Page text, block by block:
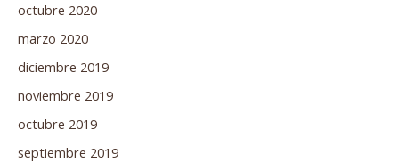
octubre 2020
marzo 2020
diciembre 2019
noviembre 2019
octubre 2019
septiembre 2019